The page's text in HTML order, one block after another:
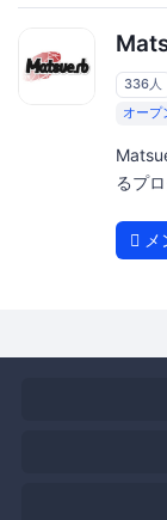
336人
オープ
るプ